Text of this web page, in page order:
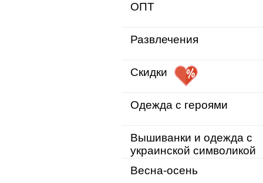
ОПТ
Развлечения
Скидки
Одежда с героями
Вышиванки и одежда с
украинской символикой
Весна-осень